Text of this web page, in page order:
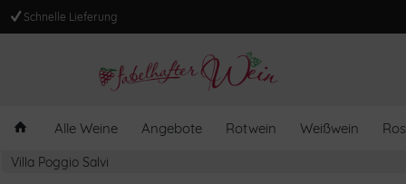
Schnelle Lieferung
Alle Weine Angebote Rotwein Weißwein
Villa Poggio Salvi